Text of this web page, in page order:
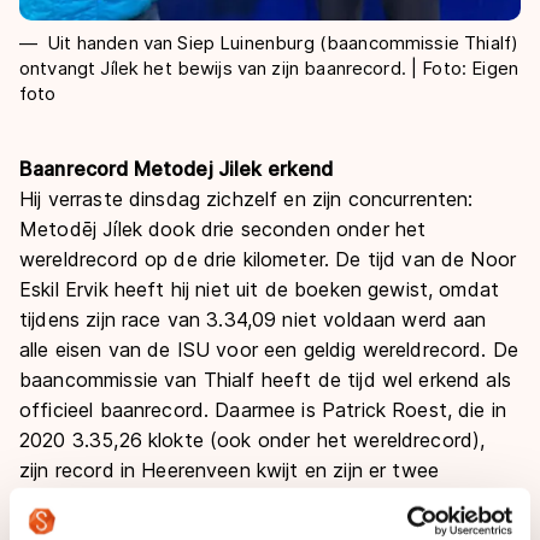
Uit handen van Siep Luinenburg (baancommissie Thialf)
ontvangt Jílek het bewijs van zijn baanrecord. | Foto: Eigen
foto
Baanrecord Metodej Jilek erkend
Hij verraste dinsdag zichzelf en zijn concurrenten:
Metodēj Jílek dook drie seconden onder het
wereldrecord op de drie kilometer. De tijd van de Noor
Eskil Ervik heeft hij niet uit de boeken gewist, omdat
tijdens zijn race van 3.34,09 niet voldaan werd aan
alle eisen van de ISU voor een geldig wereldrecord. De
baancommissie van Thialf heeft de tijd wel erkend als
officieel baanrecord. Daarmee is Patrick Roest, die in
2020 3.35,26 klokte (ook onder het wereldrecord),
zijn record in Heerenveen kwijt en zijn er twee
buitenlandse recordhouders op de individuele
afstanden in Thialf: Nils van der Poel (tien kilometer)